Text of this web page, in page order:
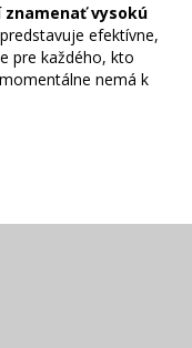
znamenať vysokú
efektívne,
pre každého, kto
nemá k